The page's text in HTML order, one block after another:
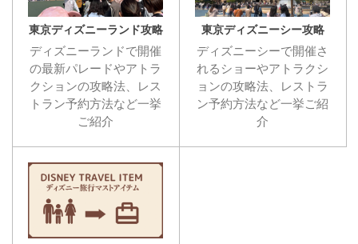
東京ディズニーランド攻略
ディズニーランドで開催
の最新パレードやアトラ
クションの攻略法、レス
トラン予約方法など一挙
ご紹介
東京ディズニーシー攻略
ディズニーシーで開催さ
れるショーやアトラクシ
ョンの攻略法、レストラ
ン予約方法など一挙ご紹
介